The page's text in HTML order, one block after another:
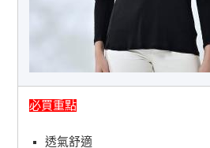
必買重點
透氣舒適